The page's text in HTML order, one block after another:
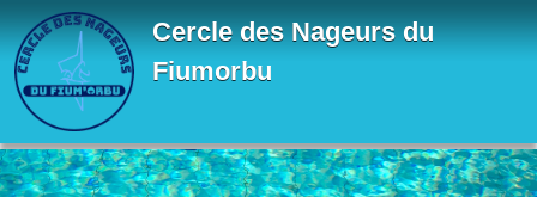
Cercle des Nageurs du
Fiumorbu
Panneau de gestion des cookies